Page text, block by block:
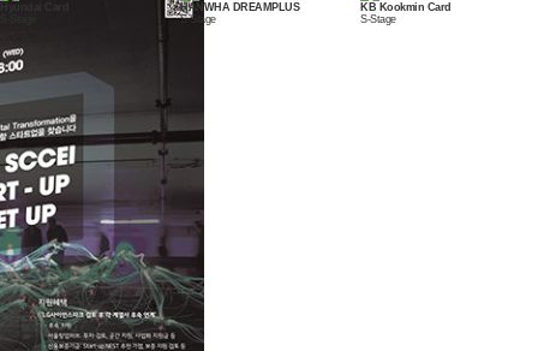
HANWHA DREAMPLUS
S-Stage
KB Kookmin Card
S-Stage